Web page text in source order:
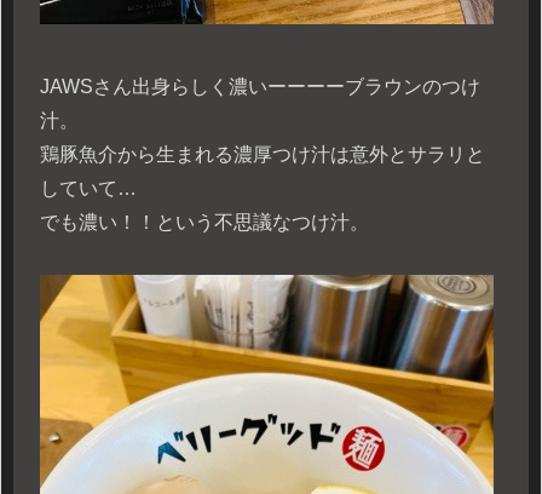
JAWSさん出身らしく濃いーーーーブラウンのつけ
汁。
鶏豚魚介から生まれる濃厚つけ汁は意外とサラリと
していて…
でも濃い！！という不思議なつけ汁。